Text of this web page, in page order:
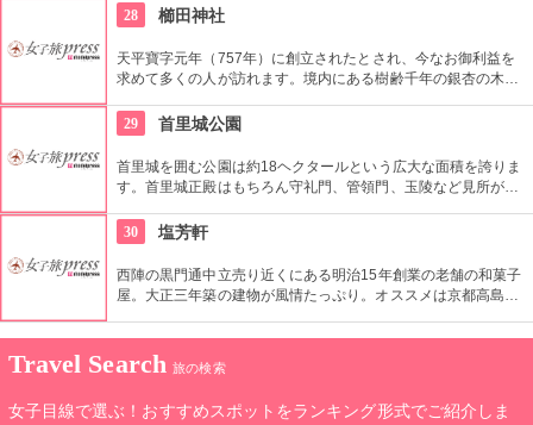
所で、戦時中も戦火から逃れたことから、厄除け・災難除けの
神様としても信仰を集めています。
28 櫛田神社
天平寶字元年（757年）に創立されたとされ、今なお御利益を
求めて多くの人が訪れます。境内にある樹齢千年の銀杏の木は
ができます。
29 首里城公園
首里城を囲む公園は約18ヘクタールという広大な面積を誇りま
す。首里城正殿はもちろん守礼門、管領門、玉陵など見所がた
華やかさが感じられます。
30 塩芳軒
西陣の黒門通中立売り近くにある明治15年創業の老舗の和菓子
屋。大正三年築の建物が風情たっぷり。オススメは京都高島屋
デザイン、対面式の接客と味・形・接客、三拍子そろった店
Travel Search 旅の検索
女子目線で選ぶ！おすすめスポットをランキング形式でご紹介しま